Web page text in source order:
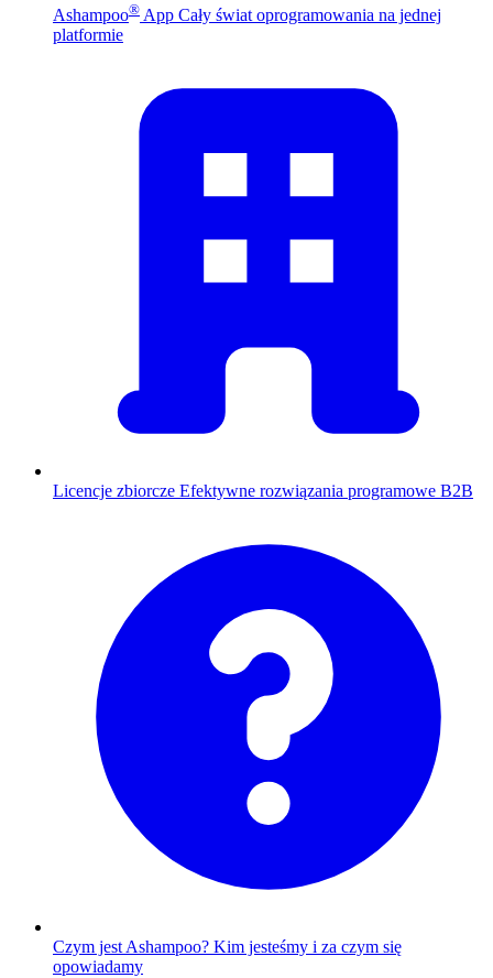
Ashampoo® App Cały świat oprogramowania na jednej
platformie
Licencje zbiorcze Efektywne rozwiązania programowe B2B
Czym jest Ashampoo? Kim jesteśmy i za czym się
opowiadamy